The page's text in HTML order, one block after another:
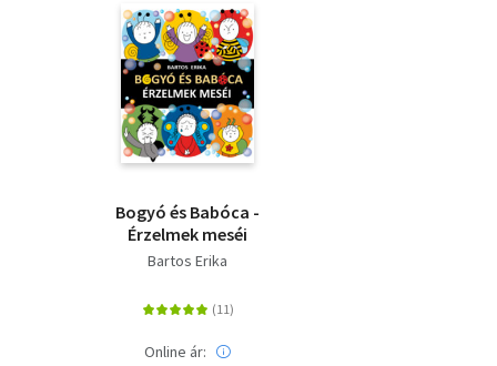
Bogyó és Babóca -
Érzelmek meséi
Bartos Erika
Online ár: